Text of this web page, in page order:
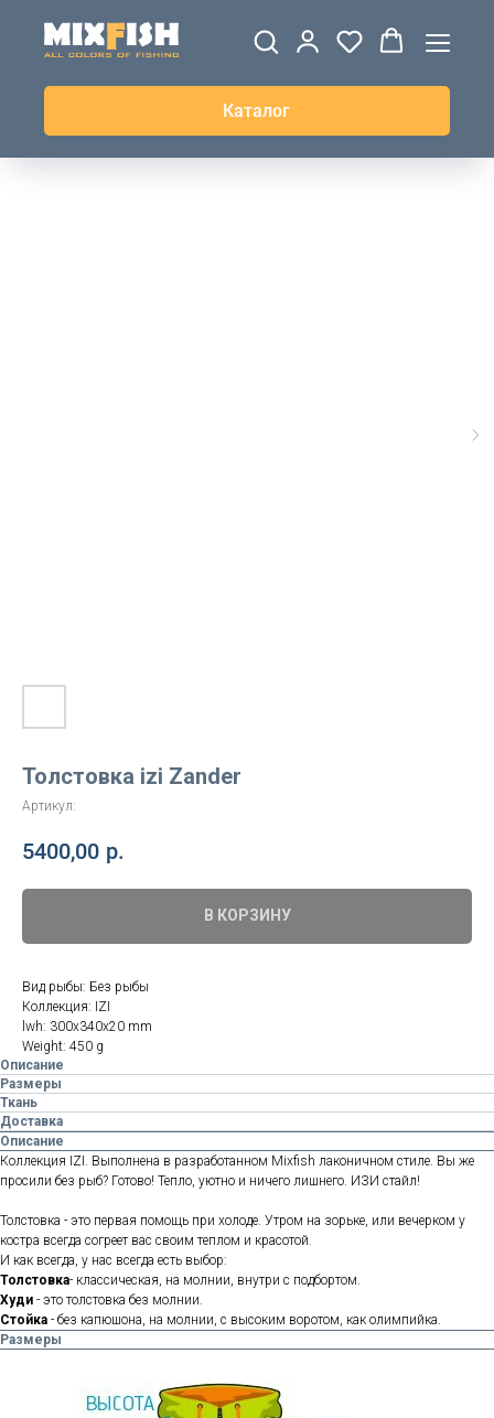
Каталог
ДЖЕРСИ
ВЕТРОВКИ И
ТОЛСТОВКИ
ЖИЛЕТКИ
Толстовка izi Zander
Артикул:
5400,00 р.
В КОРЗИНУ
Вид рыбы: Без рыбы
Коллекция: IZI
lwh: 300x340x20 mm
Weight: 450 g
Описание
Размеры
Ткань
Доставка
Описание
Коллекция IZI. Выполнена в разработанном Mixfish лаконичном стиле. Вы же
просили без рыб? Готово! Тепло, уютно и ничего лишнего. ИЗИ стайл!
Толстовка - это первая помощь при холоде. Утром на зорьке, или вечерком у
костра всегда согреет вас своим теплом и красотой.
И как всегда, у нас всегда есть выбор:
Толстовка- классическая, на молнии, внутри с подбортом.
Худи - это толстовка без молнии.
Стойка - без капюшона, на молнии, с высоким воротом, как олимпийка.
Размеры